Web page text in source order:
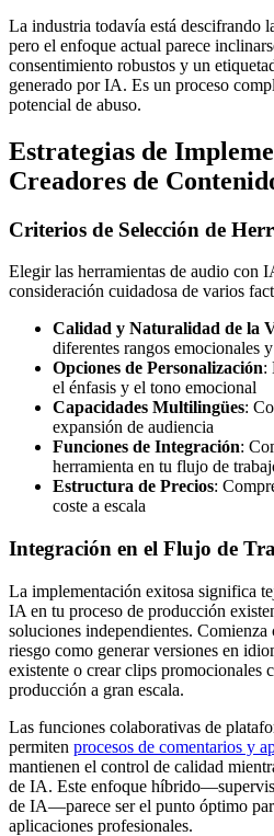
La industria todavía está descifrando
pero el enfoque actual parece
consentimiento robustos y un
generado por IA. Es un proceso
potencial de abuso.
Estrategias de
Creadores de
Criterios de Selección de
Elegir las herramientas de audio con
consideración cuidadosa de varios
Calidad y Naturalidad de la
diferentes rangos emocionales
Opciones de Personalización:
el énfasis y el tono emocional
Capacidades Multilingües:
expansión de audiencia
Funciones de Integración:
herramienta en tu flujo de
Estructura de Precios:
coste a escala
Integración en el Flujo de
La implementación exitosa significa
IA en tu proceso de producción
soluciones independientes.
riesgo como generar versiones en
existente o crear clips promocionales
producción a gran escala.
Las funciones colaborativas de
permiten procesos de comentarios y
mantienen el control de calidad
de IA. Este enfoque
de IA—parece ser el punto óptimo
aplicaciones profesionales.